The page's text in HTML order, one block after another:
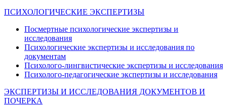
ПСИХОЛОГИЧЕСКИЕ ЭКСПЕРТИЗЫ
Посмертные психологические экспертизы и
исследования
Психологические экспертизы и исследования по
документам
Психолого-лингвистические экспертизы и исследования
Психолого-педагогические экспертизы и исследования
ЭКСПЕРТИЗЫ И ИССЛЕДОВАНИЯ ДОКУМЕНТОВ И
ПОЧЕРКА